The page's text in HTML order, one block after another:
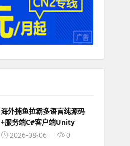
海外捕鱼拉霸多语言纯源码
+服务端C#客户端Unity
2026-08-06
0